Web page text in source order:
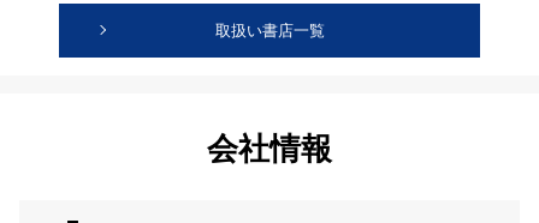
取扱い書店一覧
会社情報